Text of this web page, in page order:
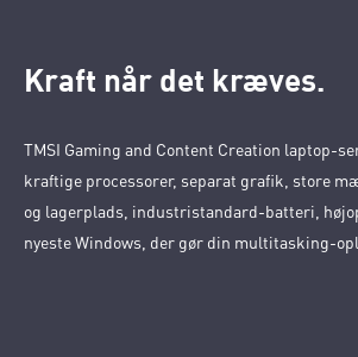
Kraft når det kræves.
TMSI Gaming and Content Creation laptop-
kraftige processorer, separat grafik, store
og lagerplads, industristandard-batteri,
nyeste Windows, der gør din multitasking-